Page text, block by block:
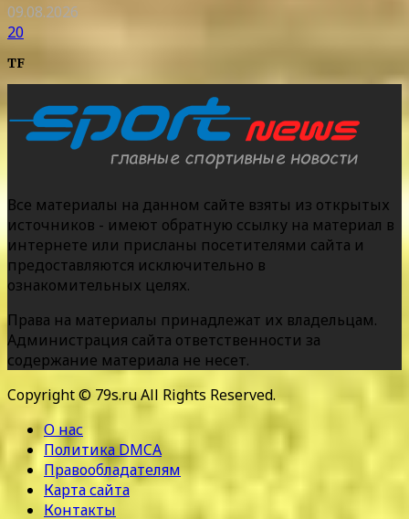
09.08.2026
20
TF
Все материалы на данном сайте взяты из открытых
источников - имеют обратную ссылку на материал в
интернете или присланы посетителями сайта и
предоставляются исключительно в
ознакомительных целях.
Права на материалы принадлежат их владельцам.
Администрация сайта ответственности за
содержание материала не несет.
Copyright © 79s.ru All Rights Reserved.
О нас
Политика DMCA
Правообладателям
Карта сайта
Контакты